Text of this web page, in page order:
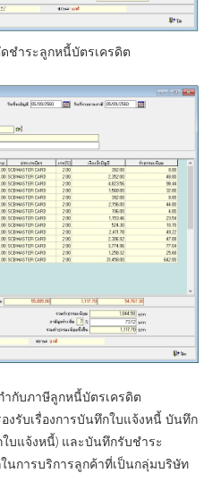
ชำระลูกหนี้บัตรเครดิต
ำกับภาษีลูกหนี้บัตรเครดิต
งรับเรื่องการบันทึกใบแจ้งหนี้ บันทึก
บแจ้งหนี้) และบันทึกรับชำระ
นการบริการลูกค้าที่เป็นกลุ่มบริษัท